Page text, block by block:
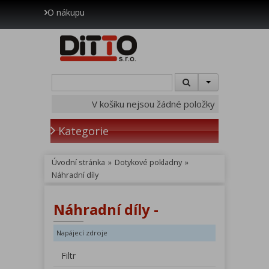
O nákupu
V košíku nejsou žádné položky
Kategorie
Úvodní stránka » Dotykové pokladny »
Náhradní díly
Náhradní díly -
Napájecí zdroje
Filtr